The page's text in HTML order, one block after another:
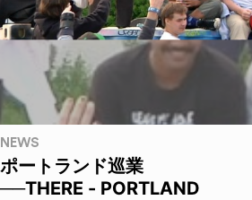
NEWS
ポートランド巡業
──THERE - PORTLAND